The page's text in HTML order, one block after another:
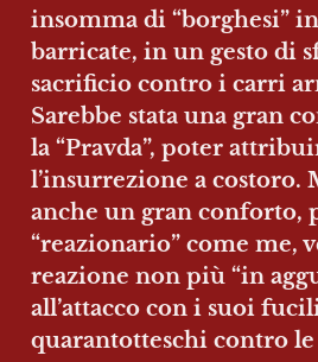
insomma di “borghesi”
barricate, in un gesto di
sacrificio contro i carri
Sarebbe stata una gran
la “Pravda”, poter
l’insurrezione a costoro.
anche un gran conforto,
“reazionario” come me,
reazione non più “in
all’attacco con i suoi
quarantotteschi contro le